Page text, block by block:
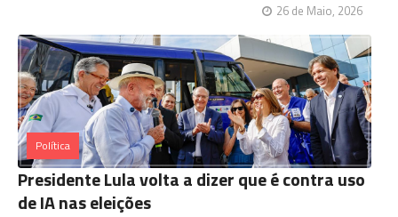
26 de Maio, 2026
Política
Presidente Lula volta a dizer que é contra uso
de IA nas eleições